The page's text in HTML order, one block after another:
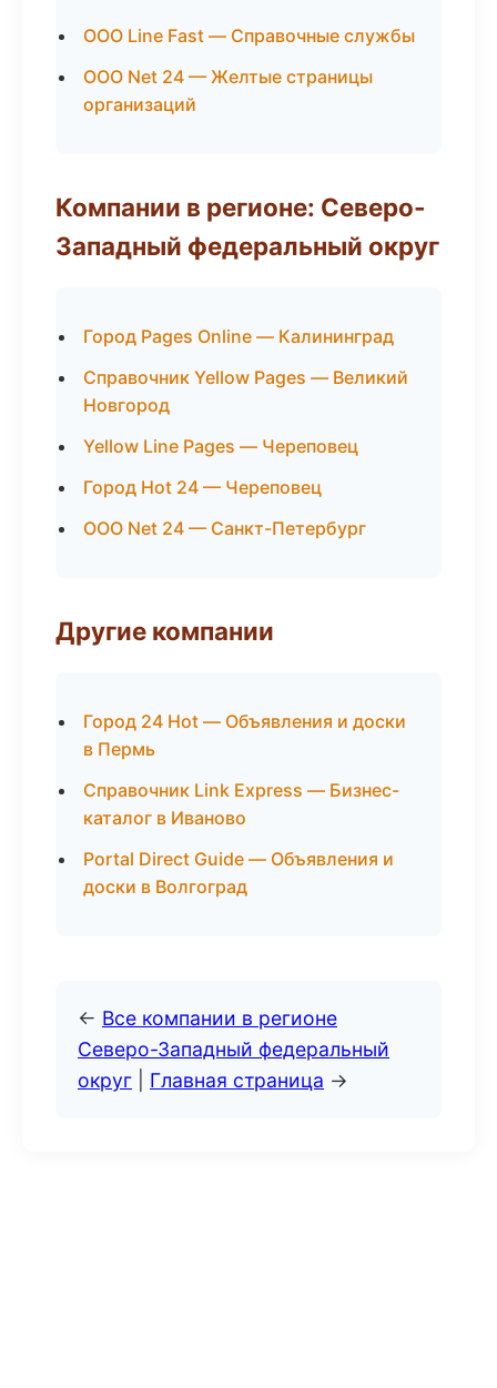
ООО Line Fast — Справочные службы
ООО Net 24 — Желтые страницы
организаций
Компании в регионе: Северо-
Западный федеральный округ
Город Pages Online — Калининград
Справочник Yellow Pages — Великий
Новгород
Yellow Line Pages — Череповец
Город Hot 24 — Череповец
ООО Net 24 — Санкт-Петербург
Другие компании
Город 24 Hot — Объявления и доски
в Пермь
Справочник Link Express — Бизнес-
каталог в Иваново
Portal Direct Guide — Объявления и
доски в Волгоград
← Все компании в регионе
Северо-Западный федеральный
округ
Главная страница →